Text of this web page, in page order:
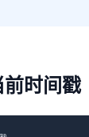
时间戳